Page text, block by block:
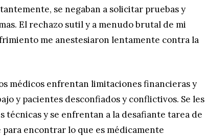
se negaban a solicitar pruebas y
El rechazo sutil y a menudo brutal de mi
me anestesiaron lentamente contra la
médicos enfrentan limitaciones financieras y
y pacientes desconfiados y conflictivos. Se les
técnicas y se enfrentan a la desafiante tarea de
encontrar lo que es médicamente